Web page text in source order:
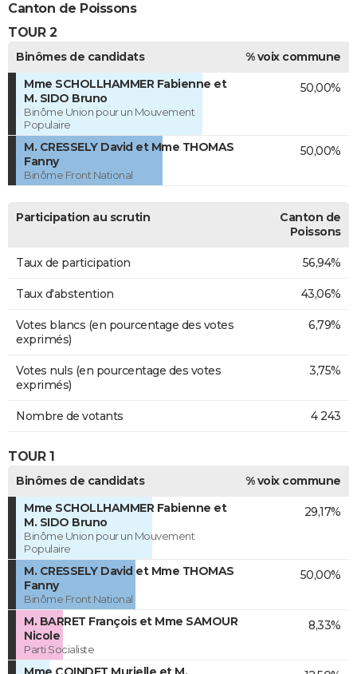
Canton de Poissons
TOUR 2
Binômes de candidats
% voix commune
Mme SCHOLLHAMMER Fabienne et
M. SIDO Bruno
Binôme Union pour un Mouvement
Populaire
50,00%
M. CRESSELY David et Mme THOMAS
Fanny
Binôme Front National
50,00%
Participation au scrutin
Canton de
Poissons
Taux de participation 56,94%
Taux d'abstention 43,06%
Votes blancs (en pourcentage des votes
exprimés)
6,79%
Votes nuls (en pourcentage des votes
exprimés)
3,75%
Nombre de votants 4 243
TOUR 1
Binômes de candidats
% voix commune
Mme SCHOLLHAMMER Fabienne et
M. SIDO Bruno
Binôme Union pour un Mouvement
Populaire
29,17%
M. CRESSELY David et Mme THOMAS
Fanny
Binôme Front National
50,00%
M. BARRET François et Mme SAMOUR
Nicole
Parti Socialiste
8,33%